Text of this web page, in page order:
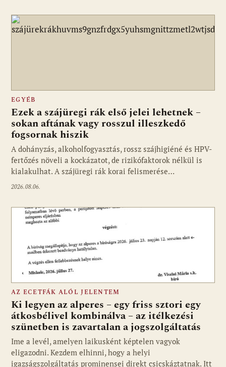
EGYÉB
Ezek a szájüregi rák első jelei lehetnek –
sokan aftának vagy rosszul illeszkedő
fogsornak hiszik
A dohányzás, alkoholfogyasztás, rossz szájhigiéné és HPV-
fertőzés növeli a kockázatot, de rizikófaktorok nélkül is
kialakulhat. A szájüregi rák korai felismerése…
2026.08.06.
AZ ECETFÁK ALÓL JELENTEM
Ki legyen az alperes – egy friss sztori egy
átkosbélivel kombinálva – az itélkezési
szünetben is zavartalan a jogszolgáltatás
Ime a levél, amelyen laikusként képtelen vagyok
eligazodni. Kezdem elhinni, hogy a helyi
igazságszolgáltatás prominensei direkt csicskáztatnak. Itt